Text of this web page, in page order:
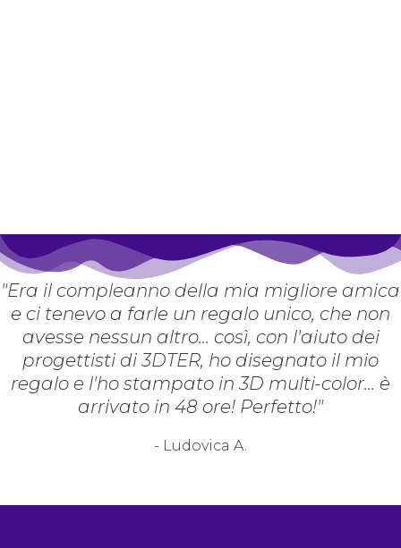
"Era il compleanno della mia migliore amica
e ci tenevo a farle un regalo unico, che non
avesse nessun altro... così, con l'aiuto dei
progettisti di 3DTER, ho disegnato il mio
regalo e l'ho stampato in 3D multi-color... è
arrivato in 48 ore! Perfetto!"
- Ludovica A.